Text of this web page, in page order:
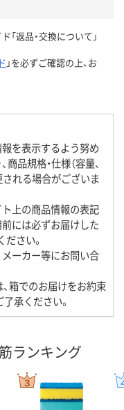
「返品・交換について」
」を必ずご確認の上、お
を表示するよう努め
品規格・仕様（容量、
される場合がございま
上の商品情報の表記
には必ずお届けした
さい。
ーカー等にお問い合
、箱でのお届けをお約束
承ください。
ランキング